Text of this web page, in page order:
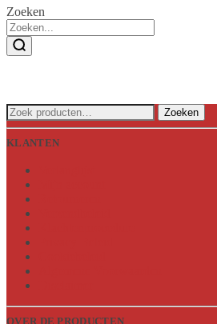
Zoeken
Zoeken
naar:
Zoeken
KLANTEN
OVER DE PRODUCTEN